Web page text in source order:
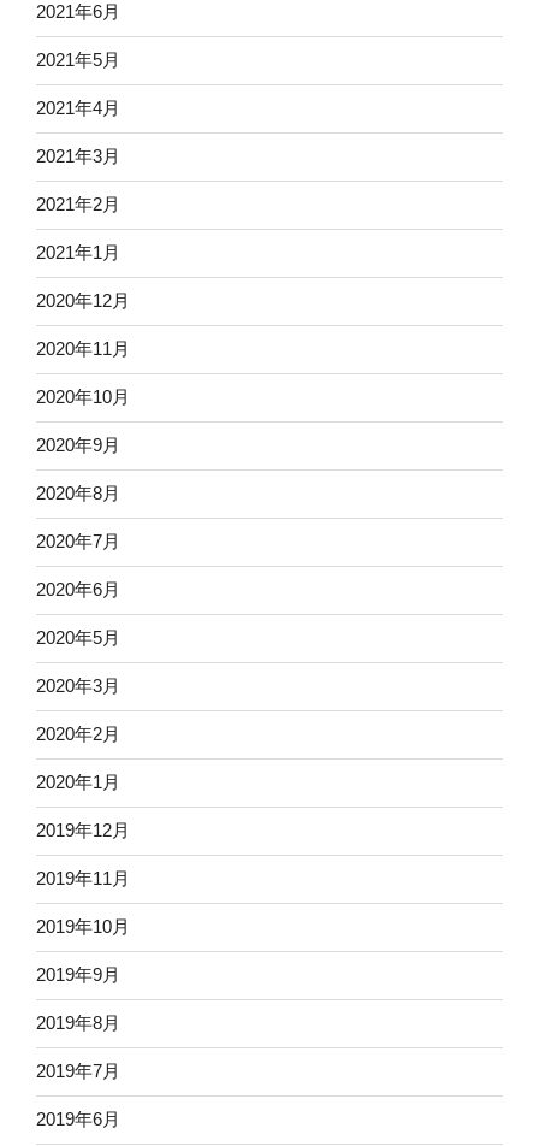
2021年6月
2021年5月
2021年4月
2021年3月
2021年2月
2021年1月
2020年12月
2020年11月
2020年10月
2020年9月
2020年8月
2020年7月
2020年6月
2020年5月
2020年3月
2020年2月
2020年1月
2019年12月
2019年11月
2019年10月
2019年9月
2019年8月
2019年7月
2019年6月